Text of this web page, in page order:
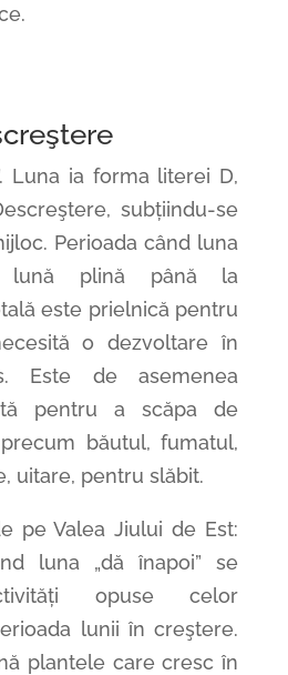
Luna ia forma literei D,
subțiindu-se
Perioada când luna
plină până la
este prielnică pentru
o dezvoltare în
Este de asemenea
pentru a scăpa de
băutul, fumatul,
uitare, pentru slăbit.
pe Valea Jiului de Est:
luna „dă înapoi” se
opuse celor
lunii în creştere.
plantele care cresc în